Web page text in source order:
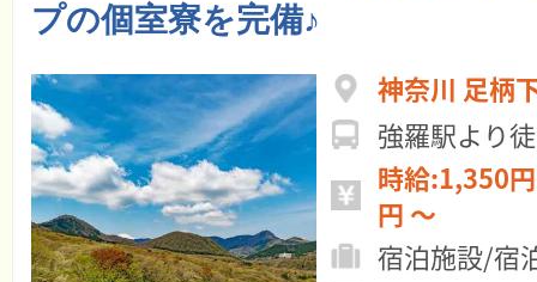
プの個室寮を完備♪
神奈川 足柄
強羅駅より
時給:1,350円 ～ 月給
円 ～
宿泊施設/宿